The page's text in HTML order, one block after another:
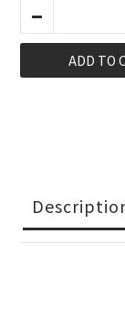
ADD TO